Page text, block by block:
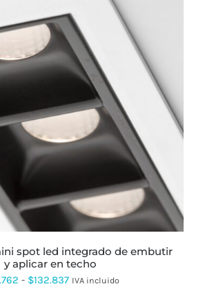
PRODUCTO
MÚLTIPLES
VARIANTES.
LAS
PUEDEN
ELEGIR
PÁGINA
DE
PRODUCTO
y aplicar en techo
- $132.837Rango
IVA incluido